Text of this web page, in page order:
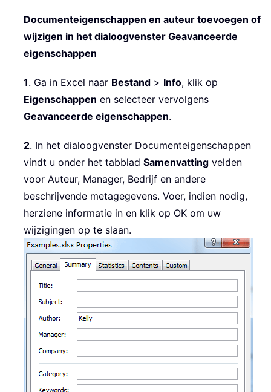
Documenteigenschappen en auteur toevoegen of
wijzigen in het dialoogvenster Geavanceerde
eigenschappen
1. Ga in Excel naar Bestand > Info, klik op
Eigenschappen en selecteer vervolgens
Geavanceerde eigenschappen.
2. In het dialoogvenster Documenteigenschappen
vindt u onder het tabblad Samenvatting velden
voor Auteur, Manager, Bedrijf en andere
beschrijvende metagegevens. Voer, indien nodig,
herziene informatie in en klik op OK om uw
wijzigingen op te slaan.